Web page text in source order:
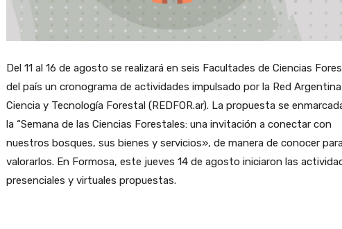
Del 11 al 16 de agosto se realizará en seis Facultades de Ciencias
del país un cronograma de actividades impulsado por la Red
Ciencia y Tecnología Forestal (REDFOR.ar). La propuesta se
la “Semana de las Ciencias Forestales: una invitación a conectar con
nuestros bosques, sus bienes y servicios», de manera de conocer
valorarlos. En Formosa, este jueves 14 de agosto iniciaron las
presenciales y virtuales propuestas.